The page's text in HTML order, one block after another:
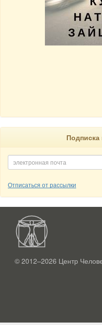
Отписаться от рассылки
© 2012–2026 Центр